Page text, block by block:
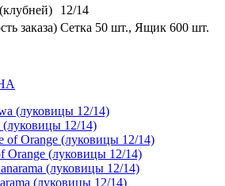
12/14
заказа) Сетка 50 шт., Ящик 600 шт.
(луковицы 12/14)
Orange (луковицы 12/14)
(луковицы 12/14)